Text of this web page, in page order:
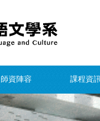
師資陣容 課程資